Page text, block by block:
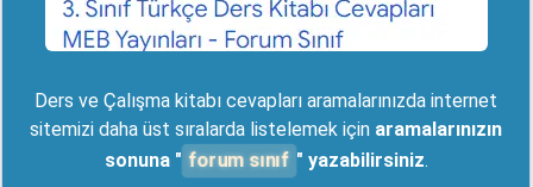
Ders ve Çalışma kitabı cevapları aramalarınızda internet
sitemizi daha üst sıralarda listelemek için aramalarınızın
sonuna " forum sınıf " yazabilirsiniz.